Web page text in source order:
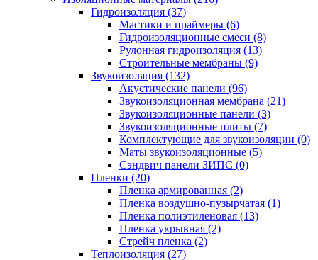
Гидроизоляция (37)
Мастики и праймеры (6)
Гидроизоляционные смеси (8)
Рулонная гидроизоляция (13)
Строительные мембраны (9)
Звукоизоляция (132)
Акустические панели (96)
Звукоизоляционная мембрана (21)
Звукоизоляционные панели (3)
Звукоизоляционные плиты (7)
Комплектующие для звукоизоляции (0)
Маты звукоизоляционные (5)
Сэндвич панели ЗИПС (0)
Пленки (20)
Пленка армированная (2)
Пленка воздушно-пузырчатая (1)
Пленка полиэтиленовая (13)
Пленка укрывная (2)
Стрейч пленка (2)
Теплоизоляция (27)